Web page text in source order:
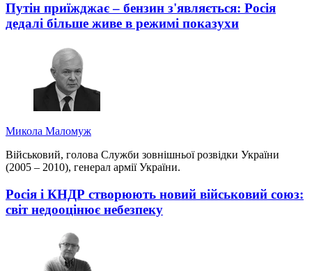
Путін приїжджає – бензин з'являється: Росія
дедалі більше живе в режимі показухи
Микола Маломуж
Військовий, голова Служби зовнішньої розвідки України
(2005 – 2010), генерал армії України.
Росія і КНДР створюють новий військовий союз:
світ недооцінює небезпеку